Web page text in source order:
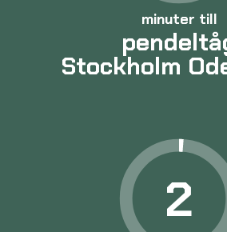
minuter till
Stockholm
2